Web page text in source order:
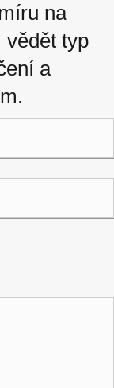
na
vědět typ
a